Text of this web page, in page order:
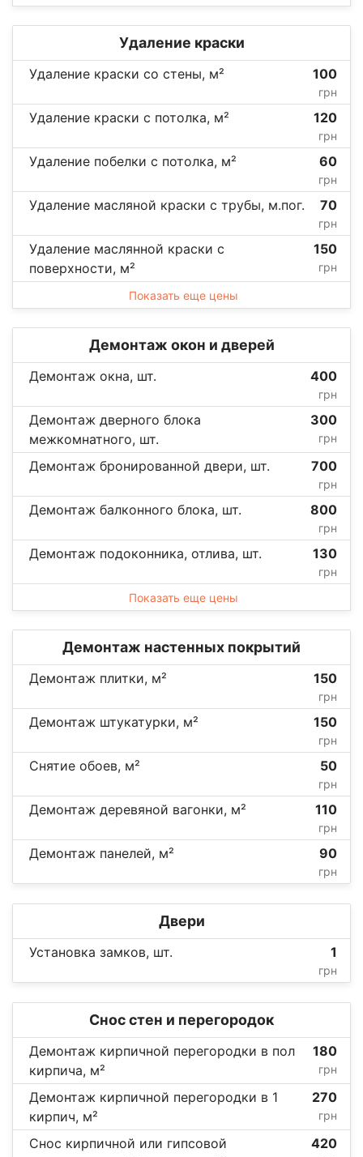
Удаление краски
Удаление краски со стены, м² 100
грн
Удаление краски с потолка, м² 120
грн
Удаление побелки с потолка, м² 60
грн
Удаление масляной краски с трубы, м.пог. 70
грн
Удаление маслянной краски с
поверхности, м²
150
грн
Показать еще цены
Демонтаж окон и дверей
Демонтаж окна, шт. 400
грн
Демонтаж дверного блока
межкомнатного, шт.
300
грн
Демонтаж бронированной двери, шт. 700
грн
Демонтаж балконного блока, шт. 800
грн
Демонтаж подоконника, отлива, шт. 130
грн
Показать еще цены
Демонтаж настенных покрытий
Демонтаж плитки, м² 150
грн
Демонтаж штукатурки, м² 150
грн
Снятие обоев, м² 50
грн
Демонтаж деревяной вагонки, м² 110
грн
Демонтаж панелей, м² 90
грн
Двери
Установка замков, шт. 1
грн
Снос стен и перегородок
Демонтаж кирпичной перегородки в пол
кирпича, м²
180
грн
Демонтаж кирпичной перегородки в 1
кирпич, м²
270
грн
Снос кирпичной или гипсовой
420